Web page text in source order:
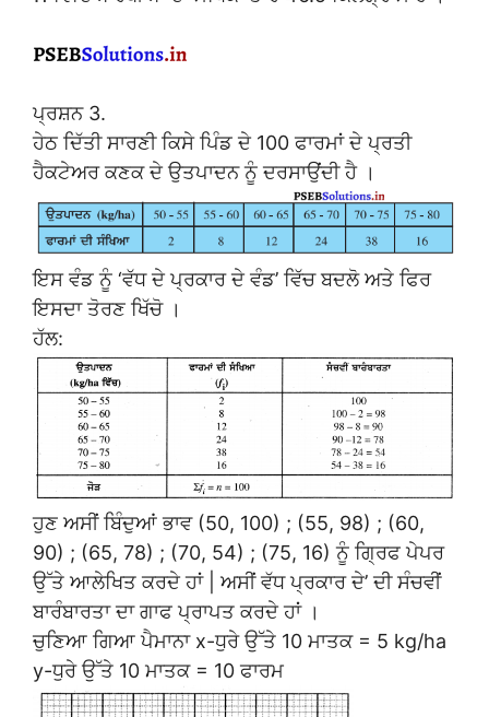
ਪ੍ਰਸ਼ਨ 3.
ਹੇਠ ਦਿੱਤੀ ਸਾਰਣੀ ਕਿਸੇ ਪਿੰਡ ਦੇ 100 ਫਾਰਮਾਂ ਦੇ ਪ੍ਰਤੀ
ਹੈਕਟੇਅਰ ਕਣਕ ਦੇ ਉਤਪਾਦਨ ਨੂੰ ਦਰਸਾਉਂਦੀ ਹੈ ।
ਇਸ ਵੰਡ ਨੂੰ ‘ਵੱਧ ਦੇ ਪ੍ਰਕਾਰ ਦੇ ਵੰਡ’ ਵਿੱਚ ਬਦਲੋ ਅਤੇ ਫਿਰ
ਇਸਦਾ ਤੋਰਣ ਖਿੱਚੋ ।
ਹੱਲ:
ਹੁਣ ਅਸੀਂ ਬਿੰਦੁਆਂ ਭਾਵ (50, 100) ; (55, 98) ; (60,
90) ; (65, 78) ; (70, 54) ; (75, 16) ਨੂੰ ਗ੍ਰਿਫ ਪੇਪਰ
ਉੱਤੇ ਆਲੇਖਿਤ ਕਰਦੇ ਹਾਂ | ਅਸੀਂ ਵੱਧ ਪ੍ਰਕਾਰ ਦੇ’ ਦੀ ਸੰਚਵੀਂ
ਬਾਰੰਬਾਰਤਾ ਦਾ ਗਾਫ ਪ੍ਰਾਪਤ ਕਰਦੇ ਹਾਂ ।
ਚੁਣਿਆ ਗਿਆ ਪੈਮਾਨਾ x-ਧੁਰੇ ਉੱਤੇ 10 ਮਾਤਕ = 5 kg/ha
y-ਧੁਰੇ ਉੱਤੇ 10 ਮਾਤਕ = 10 ਫਾਰਮ